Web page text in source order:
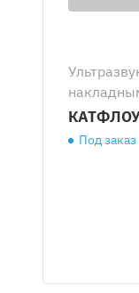
Под заказ